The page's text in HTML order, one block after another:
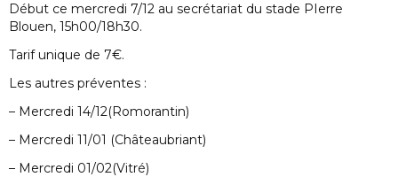
Début ce mercredi 7/12 au secrétariat du stade PIerre
Blouen, 15h00/18h30.
Tarif unique de 7€.
Les autres préventes :
– Mercredi 14/12(Romorantin)
– Mercredi 11/01 (Châteaubriant)
– Mercredi 01/02(Vitré)